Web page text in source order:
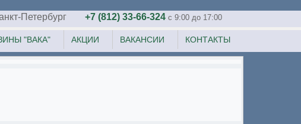
Петербург +7 (812) 33-66-324 c 9:00 до 17:00
КОНТАКТЫ
ВАКАНСИИ
АКЦИИ
"ВАКА"